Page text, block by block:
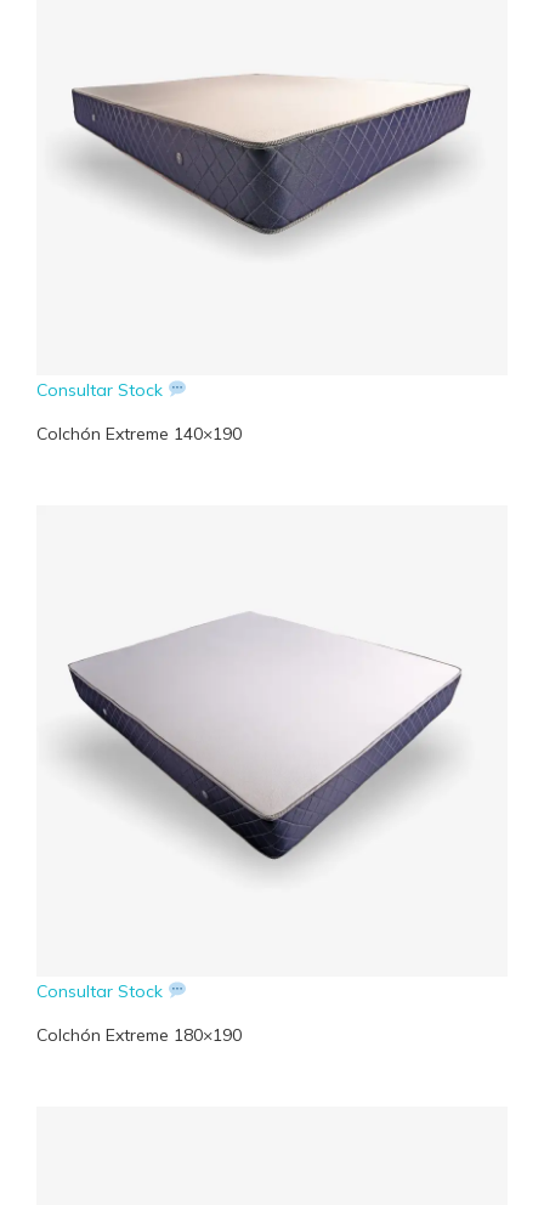
Consultar Stock
Colchón Extreme 140×190
Consultar Stock
Colchón Extreme 180×190